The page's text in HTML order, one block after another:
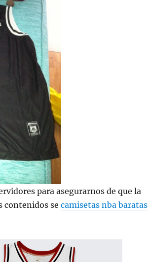
para asegurarnos de que la
contenidos secamisetas nba baratas